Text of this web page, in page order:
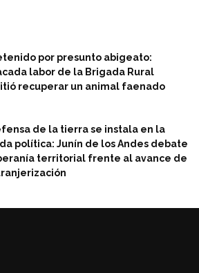
por presunto abigeato:
labor de la Brigada Rural
recuperar un animal faenado
de la tierra se instala en la
política: Junín de los Andes debate
territorial frente al avance de